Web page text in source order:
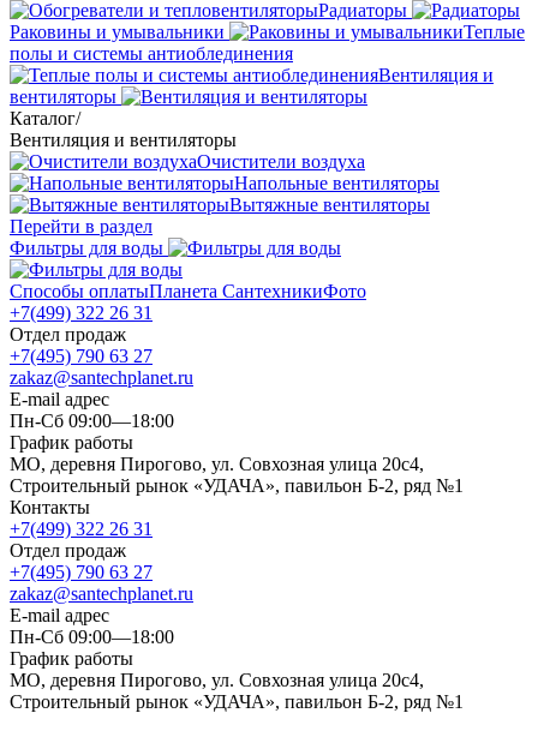
Радиаторы
Раковины и умывальники
Теплые
полы и системы антиоблединения
Вентиляция и
вентиляторы
Каталог/
Вентиляция и вентиляторы
Очистители воздуха
Напольные вентиляторы
Вытяжные вентиляторы
Перейти в раздел
Фильтры для воды
Способы оплатыПланета СантехникиФото
+7(499) 322 26 31
Отдел продаж
+7(495) 790 63 27
zakaz@santechplanet.ru
E-mail адрес
Пн-Сб 09:00—18:00
График работы
МО, деревня Пирогово, ул. Совхозная улица 20с4,
Строительный рынок «УДАЧА», павильон Б-2, ряд №1
Контакты
+7(499) 322 26 31
Отдел продаж
+7(495) 790 63 27
zakaz@santechplanet.ru
E-mail адрес
Пн-Сб 09:00—18:00
График работы
МО, деревня Пирогово, ул. Совхозная улица 20с4,
Строительный рынок «УДАЧА», павильон Б-2, ряд №1